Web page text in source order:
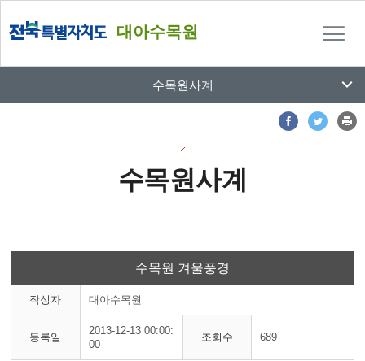
대아수목원
수목원사계
수목원사계
수목원 겨울풍경
작성자 대아수목원
등록일
2013-12-13 00:00:
00
조회수 689